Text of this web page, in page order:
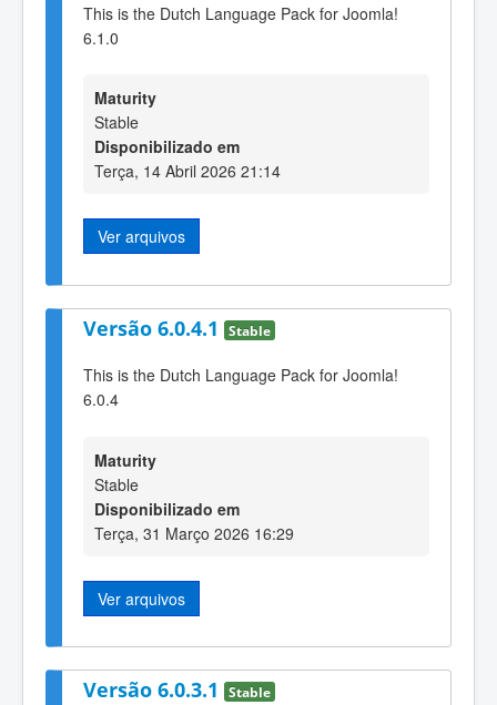
This is the Dutch Language Pack for Joomla!
6.1.0
Maturity
Stable
Disponibilizado em
Terça, 14 Abril 2026 21:14
Ver arquivos
Versão 6.0.4.1 Stable
This is the Dutch Language Pack for Joomla!
6.0.4
Maturity
Stable
Disponibilizado em
Terça, 31 Março 2026 16:29
Ver arquivos
Versão 6.0.3.1 Stable